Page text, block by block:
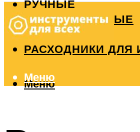
РУЧНЫЕ
ИЗМЕРИТЕЛЬНЫЕ
РЕМОНТ
РАСХОДНИКИ ДЛЯ
Меню
Меню